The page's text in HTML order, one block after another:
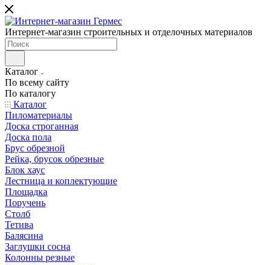
Интернет-магазин строительных и отделочных материалов
Каталог
По всему сайту
По каталогу
Каталог
Пиломатериалы
Доска строганная
Доска пола
Брус обрезной
Рейка, брусок обрезные
Блок хаус
Лестница и коплектующие
Площадка
Поручень
Столб
Тетива
Балясина
Заглушки сосна
Колонны резные